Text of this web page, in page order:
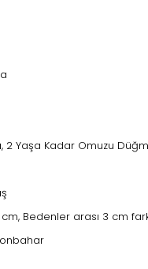
2 Yaşa Kadar Omuzu
Bedenler arası 3 cm